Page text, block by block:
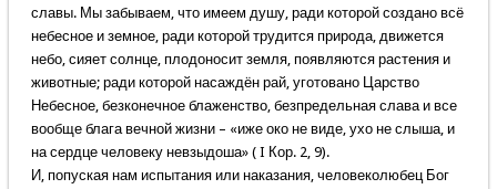
славы. Мы забываем, что имеем душу, ради которой создано всё
небесное и земное, ради которой трудится природа, движется
небо, сияет солнце, плодоносит земля, появляются растения и
животные; ради которой насаждён рай, уготовано Царство
Небесное, безконечное блаженство, безпредельная слава и все
вообще блага вечной жизни – «иже око не виде, ухо не слыша, и
на сердце человеку невзыдоша» ( I Кор. 2, 9).
И, попуская нам испытания или наказания, человеколюбец Бог